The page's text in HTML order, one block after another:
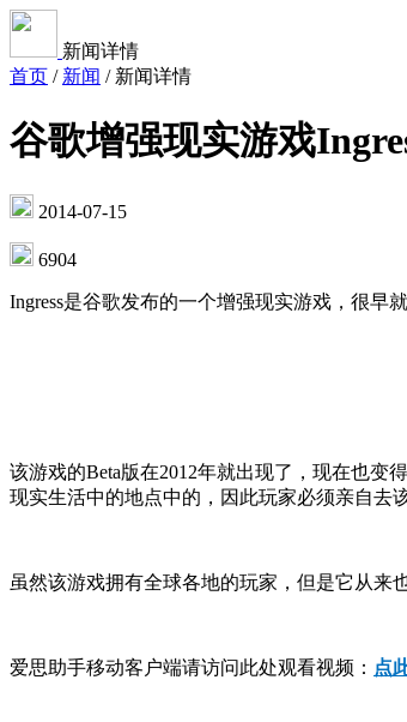
新闻详情
首页 / 新闻 / 新闻详情
谷歌增强现实游戏
2014-07-15
6904
Ingress是谷歌发布的一个增强现实游戏，很早
该游戏的Beta版在2012年就出现了，现在也变
现实生活中的地点中的，因此玩家必须亲自去
虽然该游戏拥有全球各地的玩家，但是它从来
爱思助手移动客户端请访问此处观看视频： 点